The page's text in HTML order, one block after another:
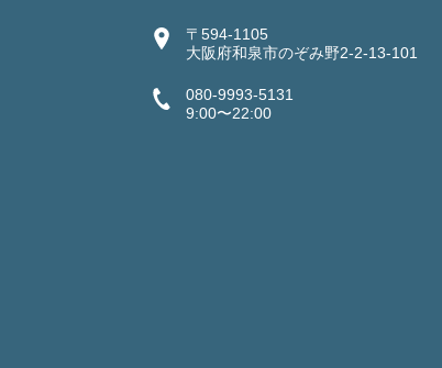
〒594-1105
大阪府和泉市のぞみ野2-2-13-101
080-9993-5131
9:00〜22:00